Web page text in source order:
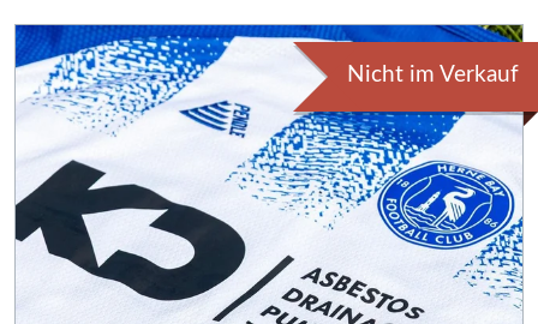
Nicht im Verkauf